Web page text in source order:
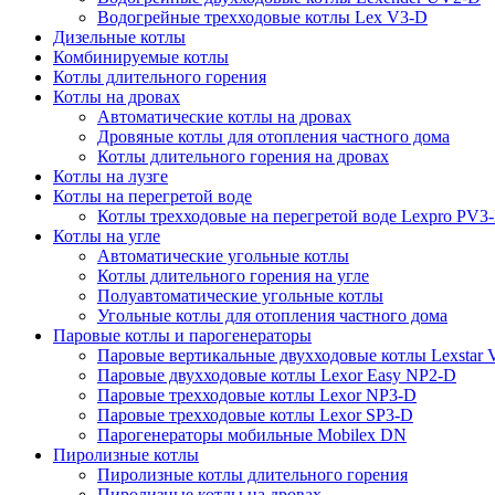
Водогрейные трехходовые котлы Lex V3-D
Дизельные котлы
Комбинируемые котлы
Котлы длительного горения
Котлы на дровах
Автоматические котлы на дровах
Дровяные котлы для отопления частного дома
Котлы длительного горения на дровах
Котлы на лузге
Котлы на перегретой воде
Котлы трехходовые на перегретой воде Lexpro
Котлы на угле
Автоматические угольные котлы
Котлы длительного горения на угле
Полуавтоматические угольные котлы
Угольные котлы для отопления частного дома
Паровые котлы и парогенераторы
Паровые вертикальные двухходовые котлы Lexstar
Паровые двухходовые котлы Lexor Easy NP2-D
Паровые трехходовые котлы Lexor NP3-D
Паровые трехходовые котлы Lexor SP3-D
Парогенераторы мобильные Mobilex DN
Пиролизные котлы
Пиролизные котлы длительного горения